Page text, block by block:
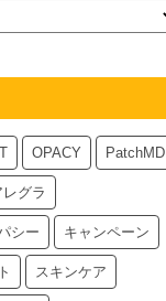
OPACY PatchMD
レグラ
シー キャンペーン
スキンケア